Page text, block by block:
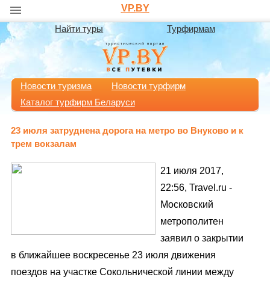
VP.BY
Найти туры Турфирмам
Новости туризма
Новости турфирм
Каталог турфирм Беларуси
23 июля затруднена дорога на метро во Внуково и к
трем вокзалам
21 июля 2017,
22:56, Travel.ru -
Московский
метрополитен
заявил о закрытии
в ближайшее воскресенье 23 июля движения
поездов на участке Сокольнической линии между